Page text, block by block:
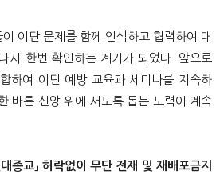
이단 문제를 함께 인식하고 협력하여 대
시 한번 확인하는 계기가 되었다. 앞으로
하여 이단 예방 교육과 세미나를 지속하
바른 신앙 위에 서도록 돕는 노력이 계속
교」 허락없이 무단 전재 및 재배포금지